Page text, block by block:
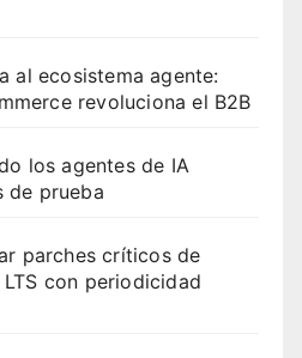
al ecosistema agente:
revoluciona el B2B
los agentes de IA
de prueba
parches críticos de
con periodicidad